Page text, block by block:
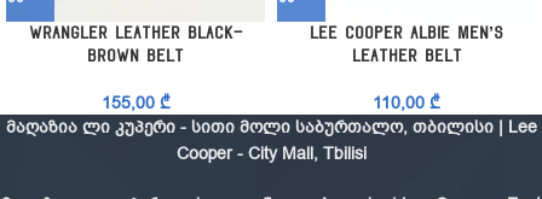
Wrangler Leather Black-
Brown Belt
155,00 ₾
Lee Cooper Albie Men’s
Leather Belt
110,00 ₾
მაღაზია ლი კუპერი - სითი მოლი საბურთალო, თბილისი | Lee
Cooper - City Mall, Tbilisi